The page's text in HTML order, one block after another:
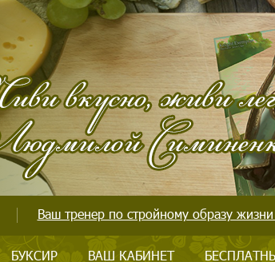
Ваш тренер по стройному образу жизни
БУКСИР ВАШ КАБИНЕТ